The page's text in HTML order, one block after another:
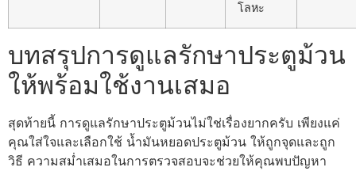
โลหะ
บทสรุปการดูแลรักษาประตูม้วน
ให้พร้อมใช้งานเสมอ
สุดท้ายนี้ การดูแลรักษาประตูม้วนไม่ใช่เรื่องยากครับ เพียงแค่
คุณใส่ใจและเลือกใช้ น้ำมันหยอดประตูม้วน ให้ถูกจุดและถูก
วิธี ความสม่ำเสมอในการตรวจสอบจะช่วยให้คุณพบปัญหา